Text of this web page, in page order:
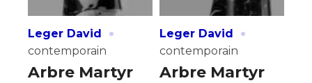
Leger David ·
contemporain
Arbre Martyr
Leger David ·
contemporain
Arbre Martyr